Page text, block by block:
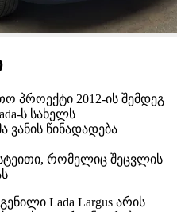
პროექტი 2012-ის შემდეგ
ს სახელს
ვანის წინადადება
რომელიც შეცვლის
Lada Largus არის